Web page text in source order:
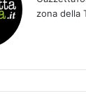
zona della